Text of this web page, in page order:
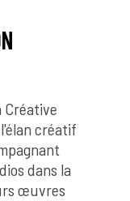
Créative
créatif
dans la
œuvres